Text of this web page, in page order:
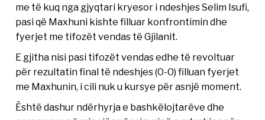
me të kuq nga gjyqtari kryesor i ndeshjes Selim Isufi,
pasi që Maxhuni kishte filluar konfrontimin dhe
fyerjet me tifozët vendas të Gjilanit.
E gjitha nisi pasi tifozët vendas edhe të revoltuar
për rezultatin final të ndeshjes (0-0) filluan fyerjet
me Maxhunin, i cili nuk u kursye për asnjë moment.
Është dashur ndërhyrja e bashkëlojtarëve dhe